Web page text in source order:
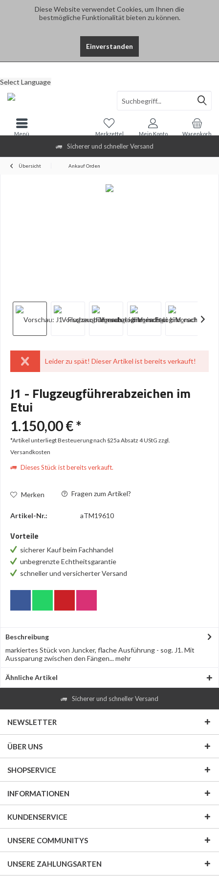
Diese Website verwendet Cookies, um Ihnen die
bestmögliche Funktionalität bieten zu können.
Einverstanden
Sicherer und schneller Versand
Select Language
Warenkorb
Merkzettel Mein Konto
Menü
Übersicht Ankauf Orden
Leider zu spät! Dieser Artikel ist bereits verkauft!
J1 - Flugzeugführerabzeichen im
Etui
1.150,00 € *
*Artikel unterliegt Besteuerung nach §25a Absatz 4 UStG zzgl.
Versandkosten
Dieses Stück ist bereits verkauft.
Merken Fragen zum Artikel?
Artikel-Nr.: aTM19610
Vorteile
sicherer Kauf beim Fachhandel
unbegrenzte Echtheitsgarantie
schneller und versicherter Versand
Beschreibung
markiertes Stück von Juncker, flache Ausführung - sog. J1. Mit
Aussparung zwischen den Fängen...mehr
Ähnliche Artikel
Sicherer und schneller Versand
NEWSLETTER
ÜBER UNS
SHOPSERVICE
INFORMATIONEN
KUNDENSERVICE
UNSERE COMMUNITYS
UNSERE ZAHLUNGSARTEN